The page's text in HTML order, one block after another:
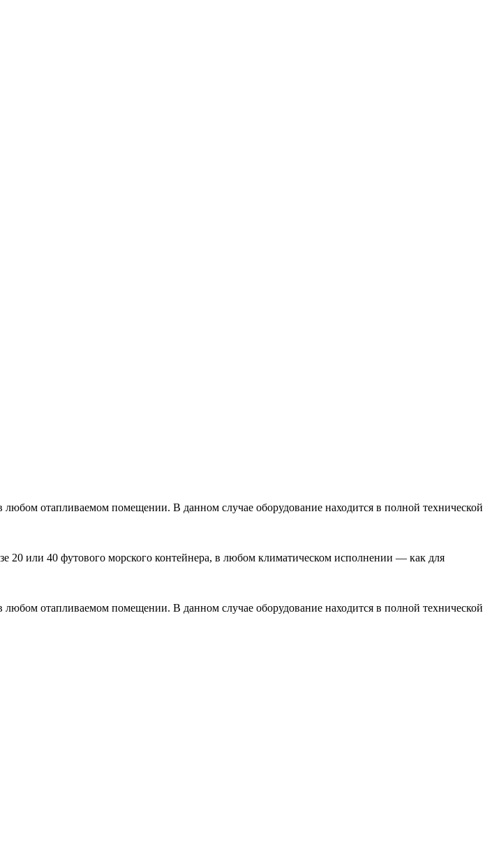
отапливаемом помещении. В данном случае оборудование находится в полной технической
20 или 40 футового морского контейнера, в любом климатическом исполнении — как для
отапливаемом помещении. В данном случае оборудование находится в полной технической